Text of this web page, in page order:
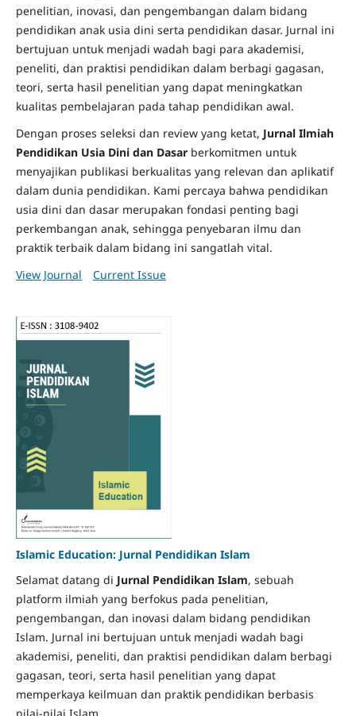
penelitian, inovasi, dan pengembangan dalam bidang
pendidikan anak usia dini serta pendidikan dasar. Jurnal ini
bertujuan untuk menjadi wadah bagi para akademisi,
peneliti, dan praktisi pendidikan dalam berbagi gagasan,
teori, serta hasil penelitian yang dapat meningkatkan
kualitas pembelajaran pada tahap pendidikan awal.
Dengan proses seleksi dan review yang ketat, Jurnal Ilmiah
Pendidikan Usia Dini dan Dasarberkomitmen untuk
menyajikan publikasi berkualitas yang relevan dan aplikatif
dalam dunia pendidikan. Kami percaya bahwa pendidikan
usia dini dan dasar merupakan fondasi penting bagi
perkembangan anak, sehingga penyebaran ilmu dan
praktik terbaik dalam bidang ini sangatlah vital.
View Journal
Current Issue
Islamic Education: Jurnal Pendidikan Islam
Selamat datang di Jurnal Pendidikan Islam, sebuah
platform ilmiah yang berfokus pada penelitian,
pengembangan, dan inovasi dalam bidang pendidikan
Islam. Jurnal ini bertujuan untuk menjadi wadah bagi
akademisi, peneliti, dan praktisi pendidikan dalam berbagi
gagasan, teori, serta hasil penelitian yang dapat
memperkaya keilmuan dan praktik pendidikan berbasis